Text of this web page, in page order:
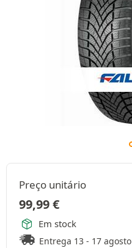
Preço unitário
99,99€
Em stock
Entrega 13 - 17 agosto